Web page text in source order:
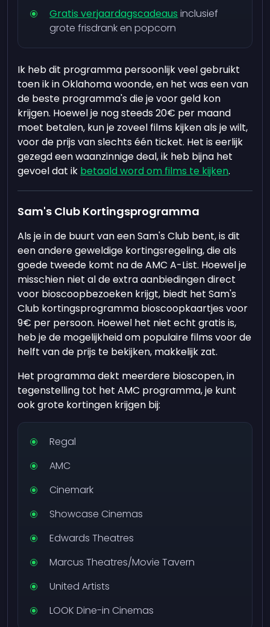
Gratis verjaardagscadeaus inclusief
grote frisdrank en popcorn
Ik heb dit programma persoonlijk veel gebruikt
toen ik in Oklahoma woonde, en het was een van
de beste programma's die je voor geld kon
krijgen. Hoewel je nog steeds 20€ per maand
moet betalen, kun je zoveel films kijken als je wilt,
voor de prijs van slechts één ticket. Het is eerlijk
gezegd een waanzinnige deal, ik heb bijna het
gevoel dat ik betaald word om films te kijken.
Sam's Club Kortingsprogramma
Als je in de buurt van een Sam's Club bent, is dit
een andere geweldige kortingsregeling, die als
goede tweede komt na de AMC A-List. Hoewel je
misschien niet al de extra aanbiedingen direct
voor bioscoopbezoeken krijgt, biedt het Sam's
Club kortingsprogramma bioscoopkaartjes voor
9€ per persoon. Hoewel het niet echt gratis is,
heb je de mogelijkheid om populaire films voor de
helft van de prijs te bekijken, makkelijk zat.
Het programma dekt meerdere bioscopen, in
tegenstelling tot het AMC programma, je kunt
ook grote kortingen krijgen bij:
Regal
AMC
Cinemark
Showcase Cinemas
Edwards Theatres
Marcus Theatres/Movie Tavern
United Artists
LOOK Dine-in Cinemas